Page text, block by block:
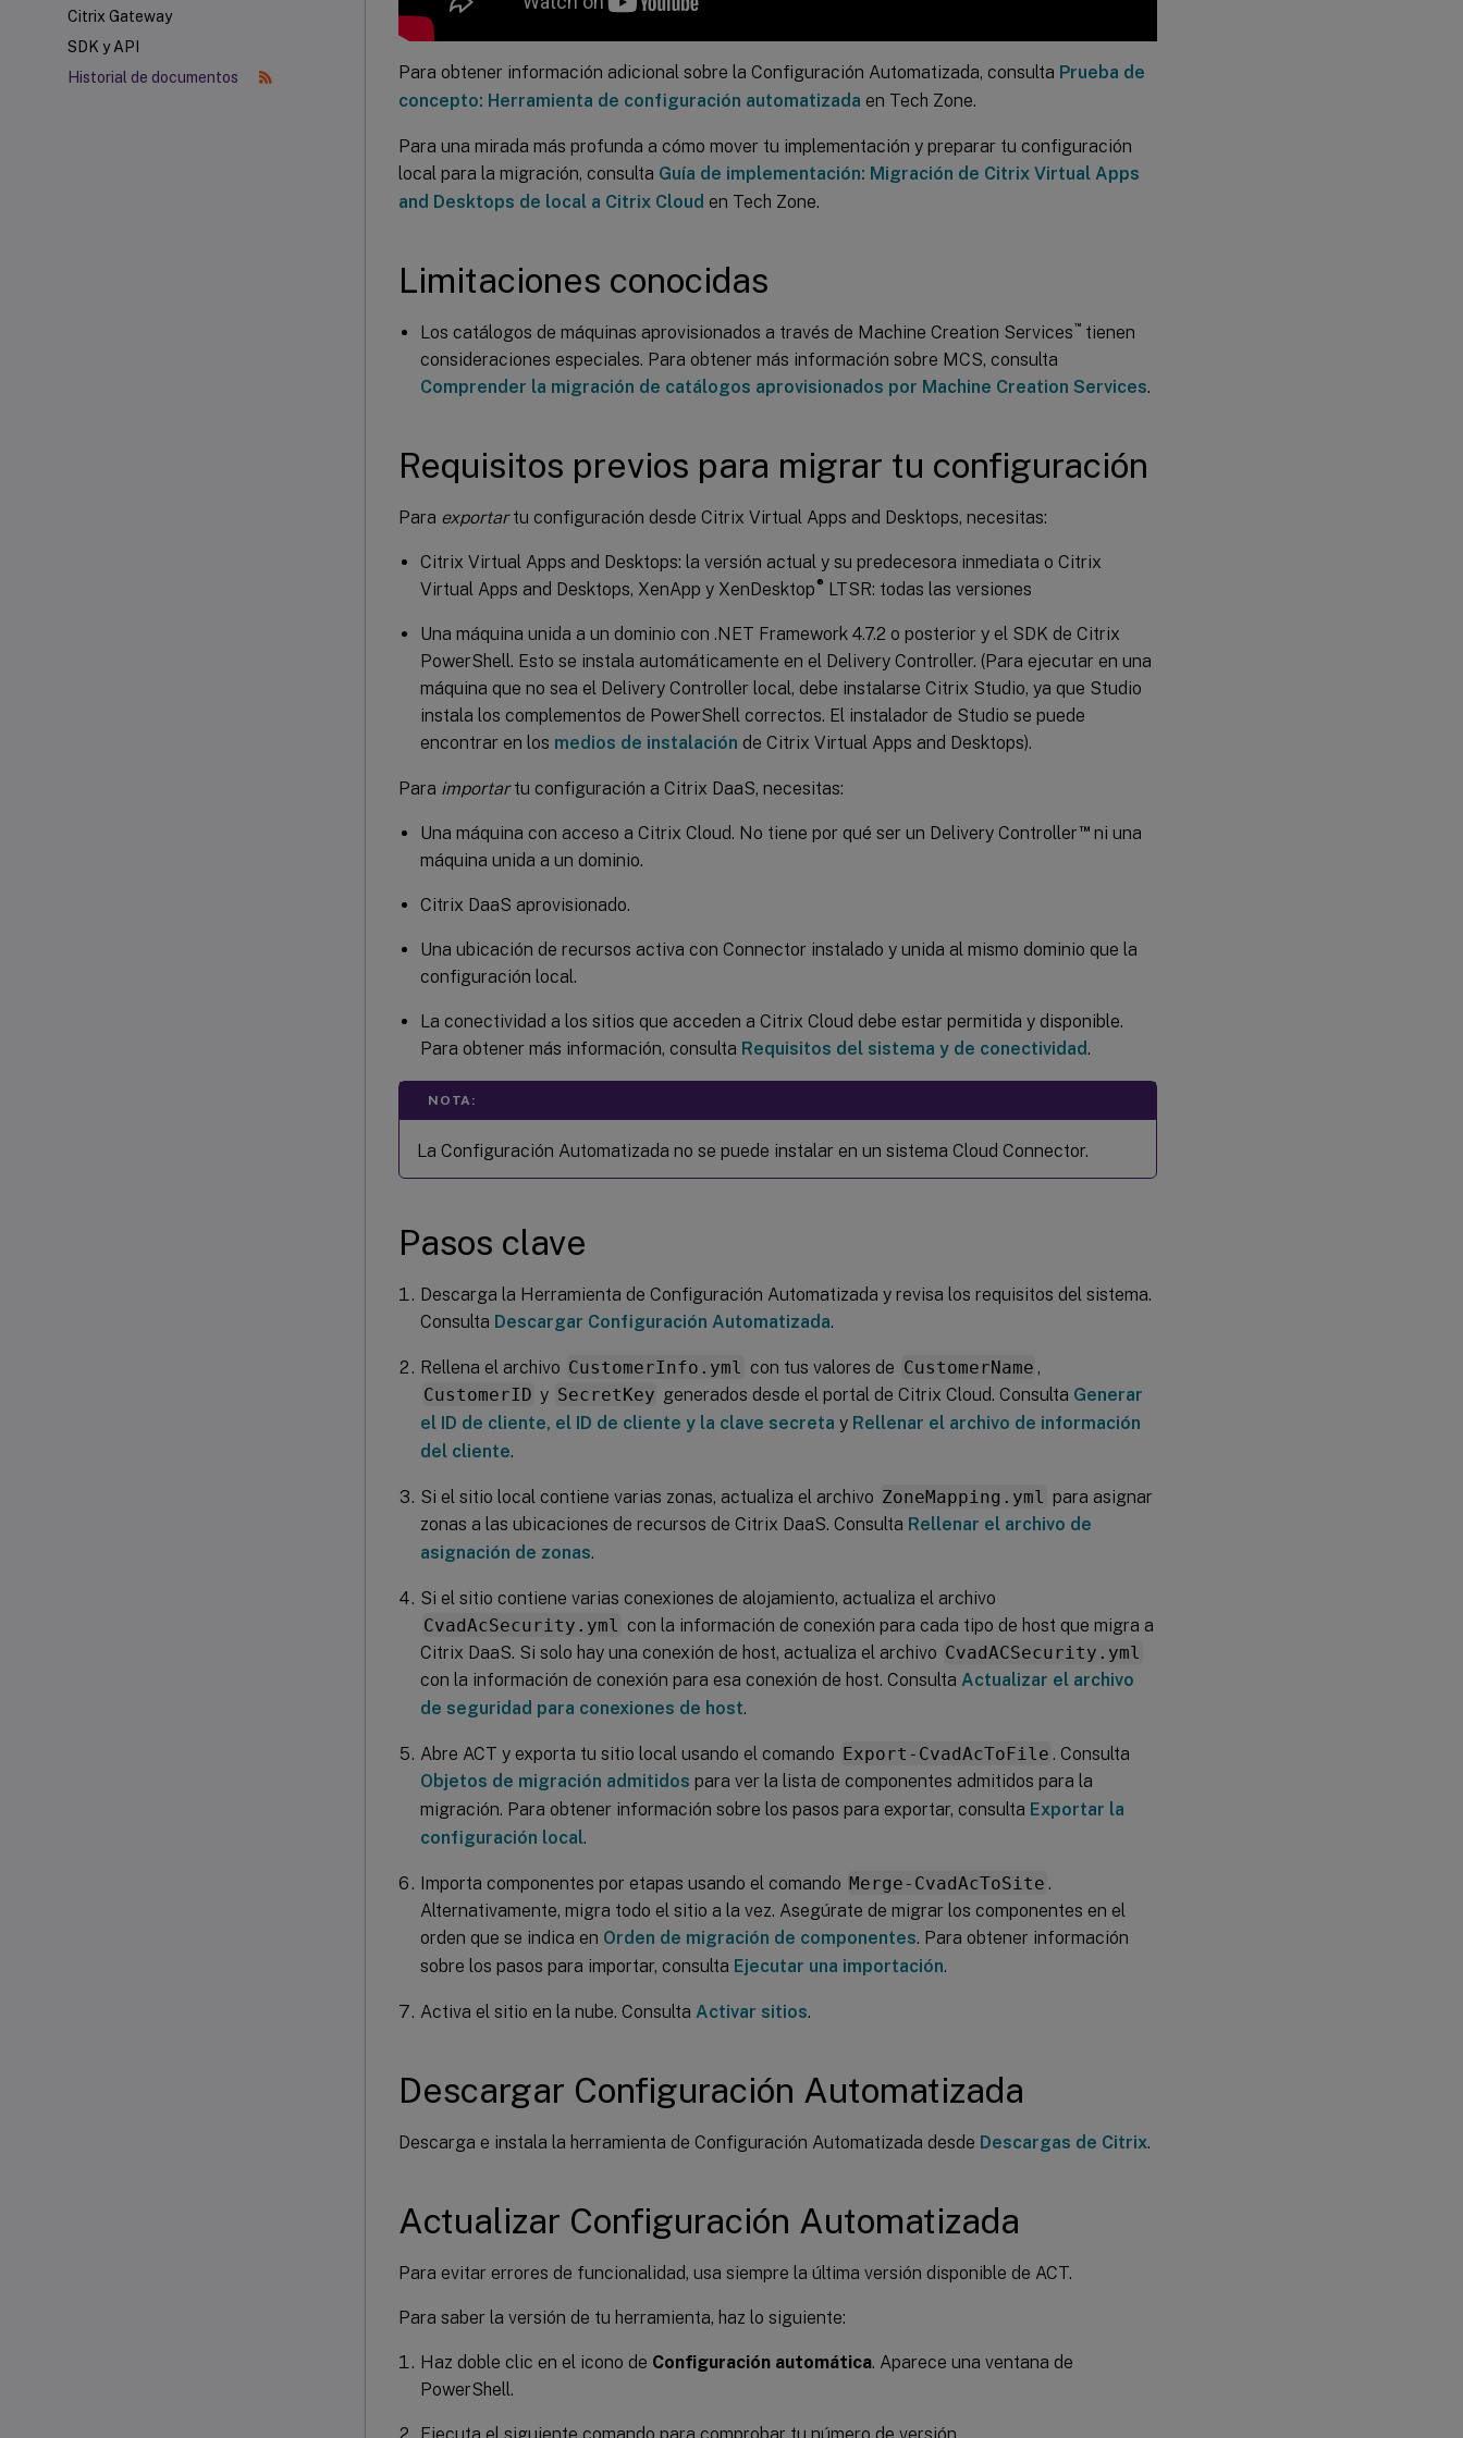
Citrix Gateway
SDK y API
Historial de documentos
Para obtener información adicional sobre la Configuración Automatizada, consulta Prueba de
concepto: Herramienta de configuración automatizada en Tech Zone.
Para una mirada más profunda a cómo mover tu implementación y preparar tu configuración
local para la migración, consulta Guía de implementación: Migración de Citrix Virtual Apps
and Desktops de local a Citrix Cloud en Tech Zone.
Limitaciones conocidas
Los catálogos de máquinas aprovisionados a través de Machine Creation Services ™
tienen
consideraciones especiales. Para obtener más información sobre MCS, consulta
Comprender la migración de catálogos aprovisionados por Machine Creation Services.
Requisitos previos para migrar tu configuración
Para exportartu configuración desde Citrix Virtual Apps and Desktops, necesitas:
Citrix Virtual Apps and Desktops: la versión actual y su predecesora inmediata o Citrix
Virtual Apps and Desktops, XenApp y XenDesktop® LTSR: todas las versiones
Una máquina unida a un dominio con .NET Framework 4.7.2 o posterior y el SDK de Citrix
PowerShell. Esto se instala automáticamente en el Delivery Controller. (Para ejecutar en una
máquina que no sea el Delivery Controller local, debe instalarse Citrix Studio, ya que Studio
instala los complementos de PowerShell correctos. El instalador de Studio se puede
encontrar en los medios de instalación de Citrix Virtual Apps and Desktops).
Para importartu configuración a Citrix DaaS, necesitas:
Una máquina con acceso a Citrix Cloud. No tiene por qué ser un Delivery Controller™ni una
máquina unida a un dominio.
Citrix DaaS aprovisionado.
Una ubicación de recursos activa con Connector instalado y unida al mismo dominio que la
configuración local.
La conectividad a los sitios que acceden a Citrix Cloud debe estar permitida y disponible.
Para obtener más información, consulta Requisitos del sistema y de conectividad.
NOTA:
La Configuración Automatizada no se puede instalar en un sistema Cloud Connector.
Pasos clave
Descarga la Herramienta de Configuración Automatizada y revisa los requisitos del sistema.
Consulta Descargar Configuración Automatizada.
Rellena el archivo CustomerInfo.yml con tus valores de CustomerName ,
CustomerID y SecretKey generados desde el portal de Citrix Cloud. Consulta Generar
el ID de cliente, el ID de cliente y la clave secreta y Rellenar el archivo de información
del cliente.
Si el sitio local contiene varias zonas, actualiza el archivo ZoneMapping.yml para asignar
zonas a las ubicaciones de recursos de Citrix DaaS. Consulta Rellenar el archivo de
asignación de zonas.
Si el sitio contiene varias conexiones de alojamiento, actualiza el archivo
CvadAcSecurity.yml con la información de conexión para cada tipo de host que migra a
Citrix DaaS. Si solo hay una conexión de host, actualiza el archivo CvadACSecurity.yml
con la información de conexión para esa conexión de host. Consulta Actualizar el archivo
de seguridad para conexiones de host.
Abre ACT y exporta tu sitio local usando el comando Export-CvadAcToFile . Consulta
Objetos de migración admitidos para ver la lista de componentes admitidos para la
migración. Para obtener información sobre los pasos para exportar, consulta Exportar la
configuración local.
Importa componentes por etapas usando el comando Merge-CvadAcToSite .
Alternativamente, migra todo el sitio a la vez. Asegúrate de migrar los componentes en el
orden que se indica en Orden de migración de componentes. Para obtener información
sobre los pasos para importar, consulta Ejecutar una importación.
Activa el sitio en la nube. Consulta Activar sitios.
Descargar Configuración Automatizada
Descarga e instala la herramienta de Configuración Automatizada desde Descargas de Citrix.
Actualizar Configuración Automatizada
Para evitar errores de funcionalidad, usa siempre la última versión disponible de ACT.
Para saber la versión de tu herramienta, haz lo siguiente:
Haz doble clic en el icono de Configuración automática. Aparece una ventana de
PowerShell.
Ejecuta el siguiente comando para comprobar tu número de versión.